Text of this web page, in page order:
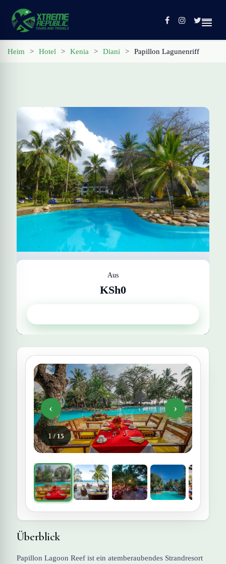
Kontakt
Profil
Heim > Hotel > Kenia > Diani > Papillon Lagunenriff
Aus
KSh0
‹ ›
1 / 15
Überblick
Papillon Lagoon Reef ist ein atemberaubendes Strandresort